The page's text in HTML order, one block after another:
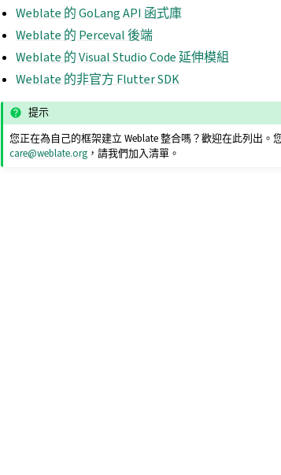
Weblate 的 GoLang API 函式庫
Weblate 的 Perceval 後端
Weblate 的 Visual Studio Code 延伸模組
Weblate 的非官方 Flutter SDK
提示
您正在為自己的框架建立 Weblate 整合嗎？歡迎在此列出。
care@weblate.org ，請我們加入清單。